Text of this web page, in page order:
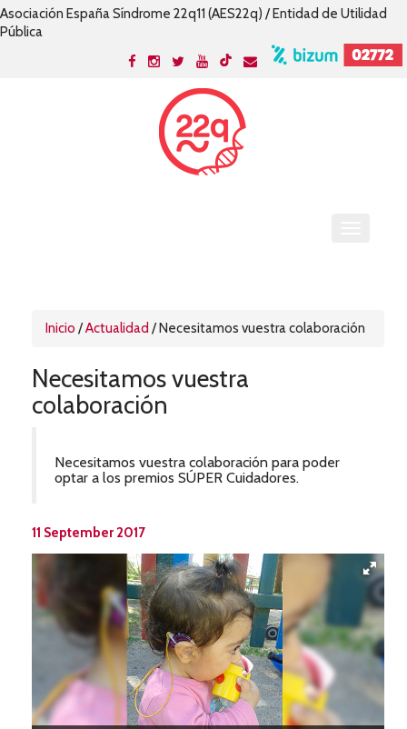
Asociación España Síndrome 22q11 (AES22q) / Entidad de Utilidad
Pública
Inicio /Actualidad /Necesitamos vuestra colaboración
Necesitamos vuestra
colaboración
Necesitamos vuestra colaboración para poder
optar a los premios SÚPER Cuidadores.
11 September 2017